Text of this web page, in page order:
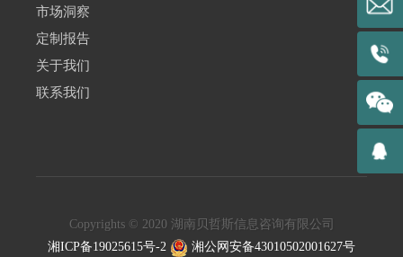
市场洞察
定制报告
关于我们
联系我们
Copyrights © 2020 湖南贝哲斯信息咨询有限公司
湘ICP备19025615号-2
湘公网安备43010502001627号